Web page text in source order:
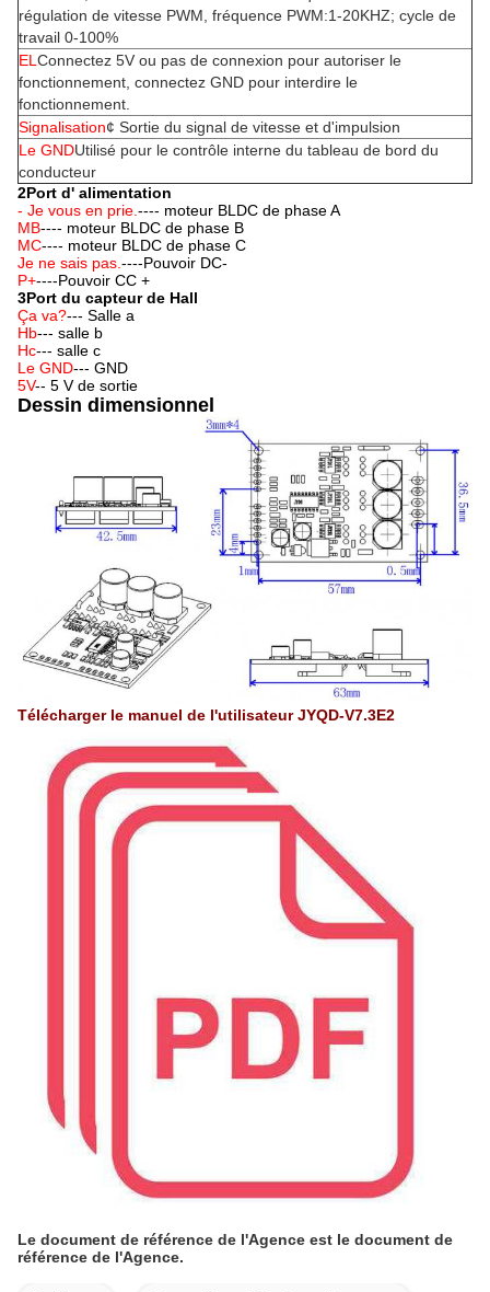
régulation de vitesse PWM, fréquence PWM:1-20KHZ; cycle de
travail 0-100%
EL Connectez 5V ou pas de connexion pour autoriser le
fonctionnement, connectez GND pour interdire le
fonctionnement.
Signalisation¢ Sortie du signal de vitesse et d'impulsion
Le GNDUtilisé pour le contrôle interne du tableau de bord du
conducteur
2Port d' alimentation
- Je vous en prie. ---- moteur BLDC de phase A
MB---- moteur BLDC de phase B
MC---- moteur BLDC de phase C
Je ne sais pas. ----Pouvoir DC-
P+----Pouvoir CC +
3Port du capteur de Hall
Ça va?--- Salle a
Hb--- salle b
Hc--- salle c
Le GND--- GND
5V-- 5 V de sortie
Dessin dimensionnel
Télécharger le manuel de l'utilisateur JYQD-V7.3E2
Le document de référence de l'Agence est le document de
référence de l'Agence.